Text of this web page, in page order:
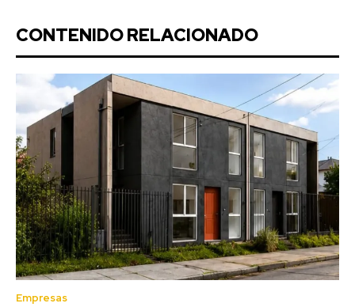
CONTENIDO RELACIONADO
Empresas